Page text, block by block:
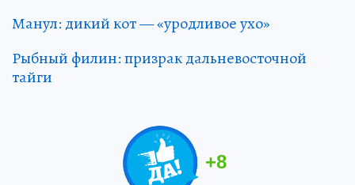
Манул: дикий кот — «уродливое ухо»
Рыбный филин: призрак дальневосточной
тайги
+8